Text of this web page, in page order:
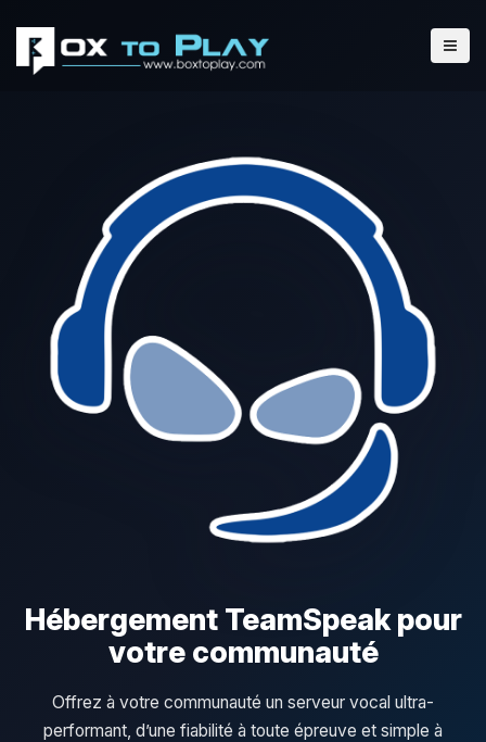
Hébergement TeamSpeak pour
votre communauté
Offrez à votre communauté un serveur vocal ultra-
performant, d’une fiabilité à toute épreuve et simple à